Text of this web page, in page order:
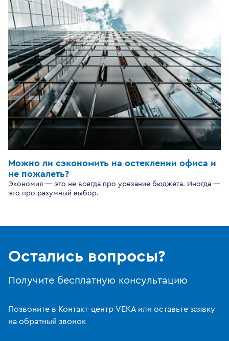
Можно ли сэкономить на остеклении офиса и
не пожалеть?
Экономия — это не всегда про урезание бюджета. Иногда —
это про разумный выбор.
Остались вопросы?
Получите бесплатную консультацию
Позвоните в Контакт-центр VEKA или оставьте заявку
на обратный звонок